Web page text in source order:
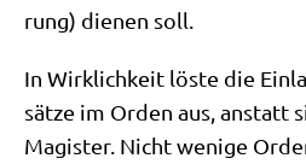
rung) die­nen soll.
In Wirk­lich­keit löste die
sät­ze im Orden aus, anstatt
Magi­ster. Nicht weni­ge